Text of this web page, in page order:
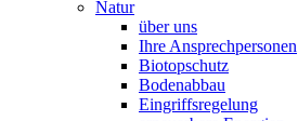
Natur
über uns
Ihre Ansprechpersonen
Biotopschutz
Bodenabbau
Eingriffsregelung